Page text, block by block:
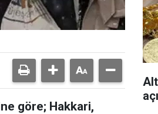
göre; Hakkari,